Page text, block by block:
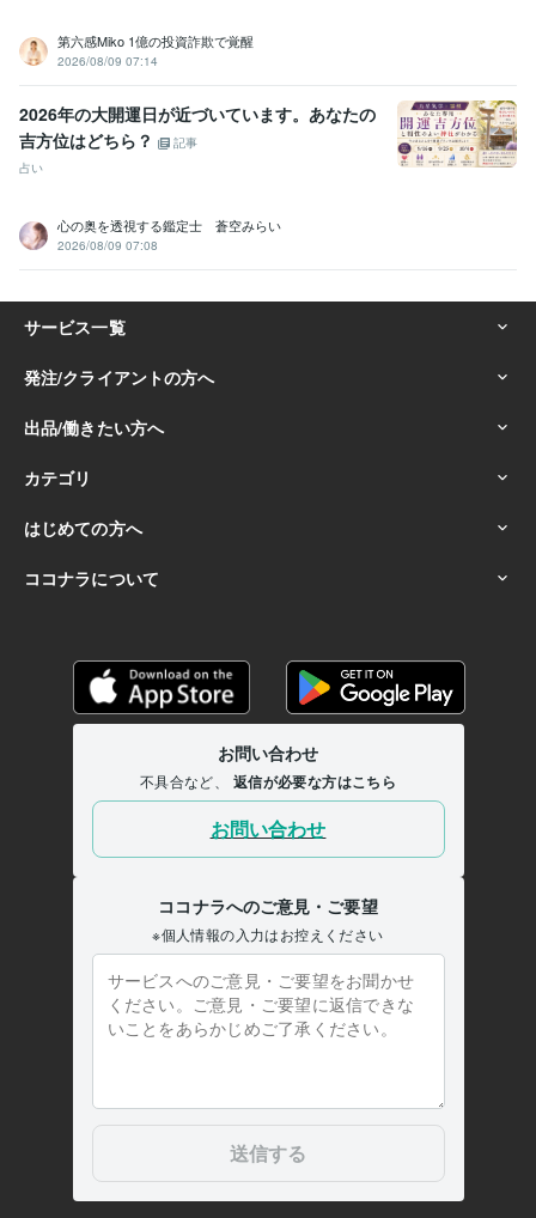
第六感Miko 1億の投資詐欺で覚醒
2026/08/09 07:14
2026年の大開運日が近づいています。あなたの
吉方位はどちら？
記事
占い
心の奥を透視する鑑定士 蒼空みらい
2026/08/09 07:08